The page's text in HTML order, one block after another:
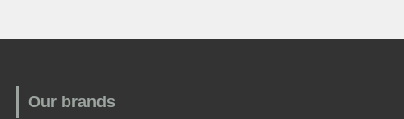
Our brands